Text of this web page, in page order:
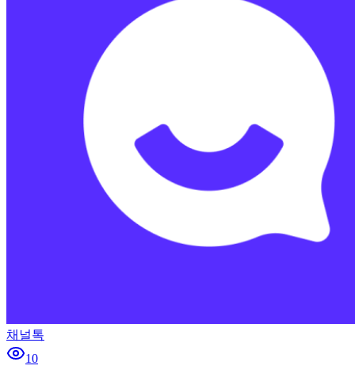
채널톡
10